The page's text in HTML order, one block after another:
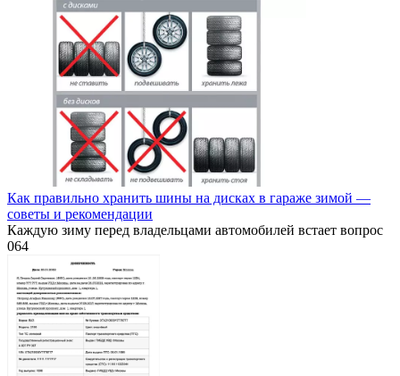
Как правильно хранить шины на дисках в гараже зимой —
советы и рекомендации
Каждую зиму перед владельцами автомобилей встает вопрос
064